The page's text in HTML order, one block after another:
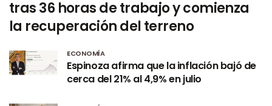
tras 36 horas de trabajo y comienza
la recuperación del terreno
ECONOMÍA
Espinoza afirma que la inflación bajó de
cerca del 21% al 4,9% en julio